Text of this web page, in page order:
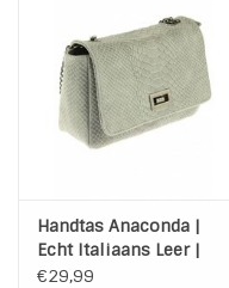
Handtas Anaconda |
Echt Italiaans Leer |
Licht Grijs
€29,99